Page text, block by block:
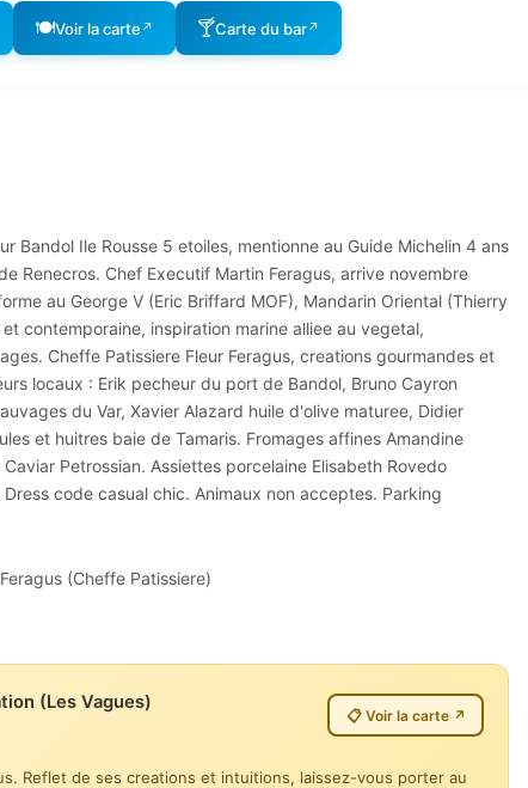
🍽️Voir la carte ↗ 🍸Carte du bar↗
Bandol Ile Rousse 5 etoiles, mentionne au Guide Michelin 4 ans
Renecros. Chef Executif Martin Feragus, arrive novembre
au George V (Eric Briffard MOF), Mandarin Oriental (Thierry
contemporaine, inspiration marine alliee au vegetal,
Cheffe Patissiere Fleur Feragus, creations gourmandes et
locaux : Erik pecheur du port de Bandol, Bruno Cayron
du Var, Xavier Alazard huile d'olive maturee, Didier
et huitres baie de Tamaris. Fromages affines Amandine
Petrossian. Assiettes porcelaine Elisabeth Rovedo
code casual chic. Animaux non acceptes. Parking
(Cheffe Patissiere)
(Les Vagues)
📋 Voir la carte ↗
Reflet de ses creations et intuitions, laissez-vous porter au